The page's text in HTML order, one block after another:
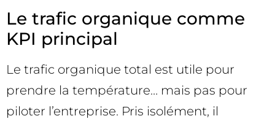
Le trafic organique comme
KPI principal
Le trafic organique total est utile pour
prendre la température… mais pas pour
piloter l’entreprise. Pris isolément, il